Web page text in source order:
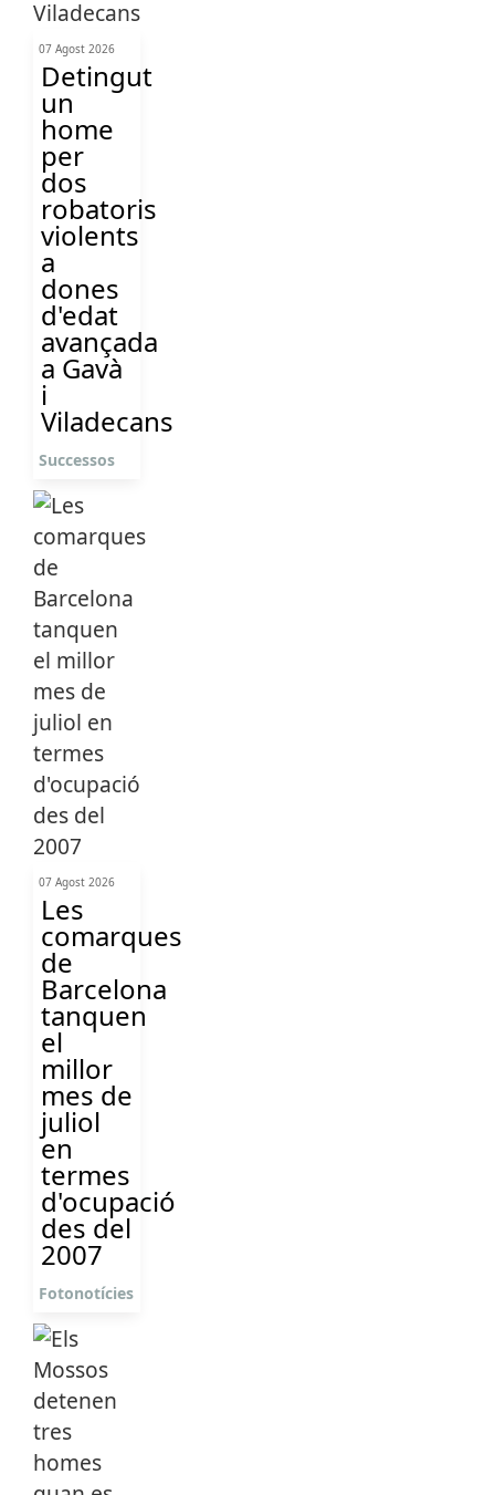
07 Agost 2026
Detingut
un
home
per
dos
robatoris
violents
a
dones
d'edat
avançada
a Gavà
i
Viladecans
Successos
07 Agost 2026
Les
comarques
de
Barcelona
tanquen
el
millor
mes de
juliol
en
termes
d'ocupació
des del
2007
Fotonotícies